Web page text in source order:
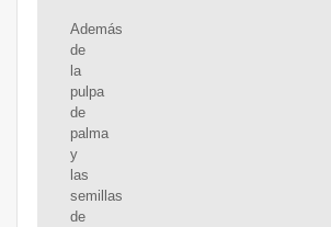
Además
de
la
pulpa
de
palma
y
las
semillas
de